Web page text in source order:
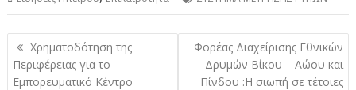
Πλοήγηση
άρθρων
Χρηματοδότηση της
Περιφέρειας για το
Εμπορευματικό Κέντρο
Φορέας Διαχείρισης Εθνικών
Δρυμών Βίκου – Αώου και
Πίνδου :Η σιωπή σε τέτοιες